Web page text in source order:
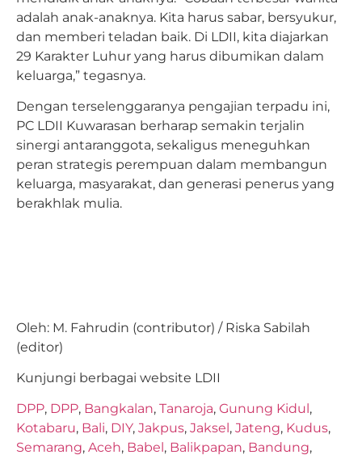
adalah anak-anaknya. Kita harus sabar, bersyukur,
dan memberi teladan baik. Di LDII, kita diajarkan
29 Karakter Luhur yang harus dibumikan dalam
keluarga,” tegasnya.
Dengan terselenggaranya pengajian terpadu ini,
PC LDII Kuwarasan berharap semakin terjalin
sinergi antaranggota, sekaligus meneguhkan
peran strategis perempuan dalam membangun
keluarga, masyarakat, dan generasi penerus yang
berakhlak mulia.
Oleh: M. Fahrudin (contributor) / Riska Sabilah
(editor)
Kunjungi berbagai website LDII
DPP, DPP, Bangkalan, Tanaroja, Gunung Kidul ,
Kotabaru, Bali, DIY, Jakpus, Jaksel , Jateng, Kudus,
Semarang, Aceh, Babel , Balikpapan, Bandung,